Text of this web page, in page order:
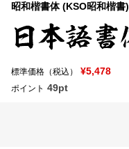
昭和楷書体 (KSO昭和楷書)
標準価格（税込） ¥5,478
ポイント 49pt